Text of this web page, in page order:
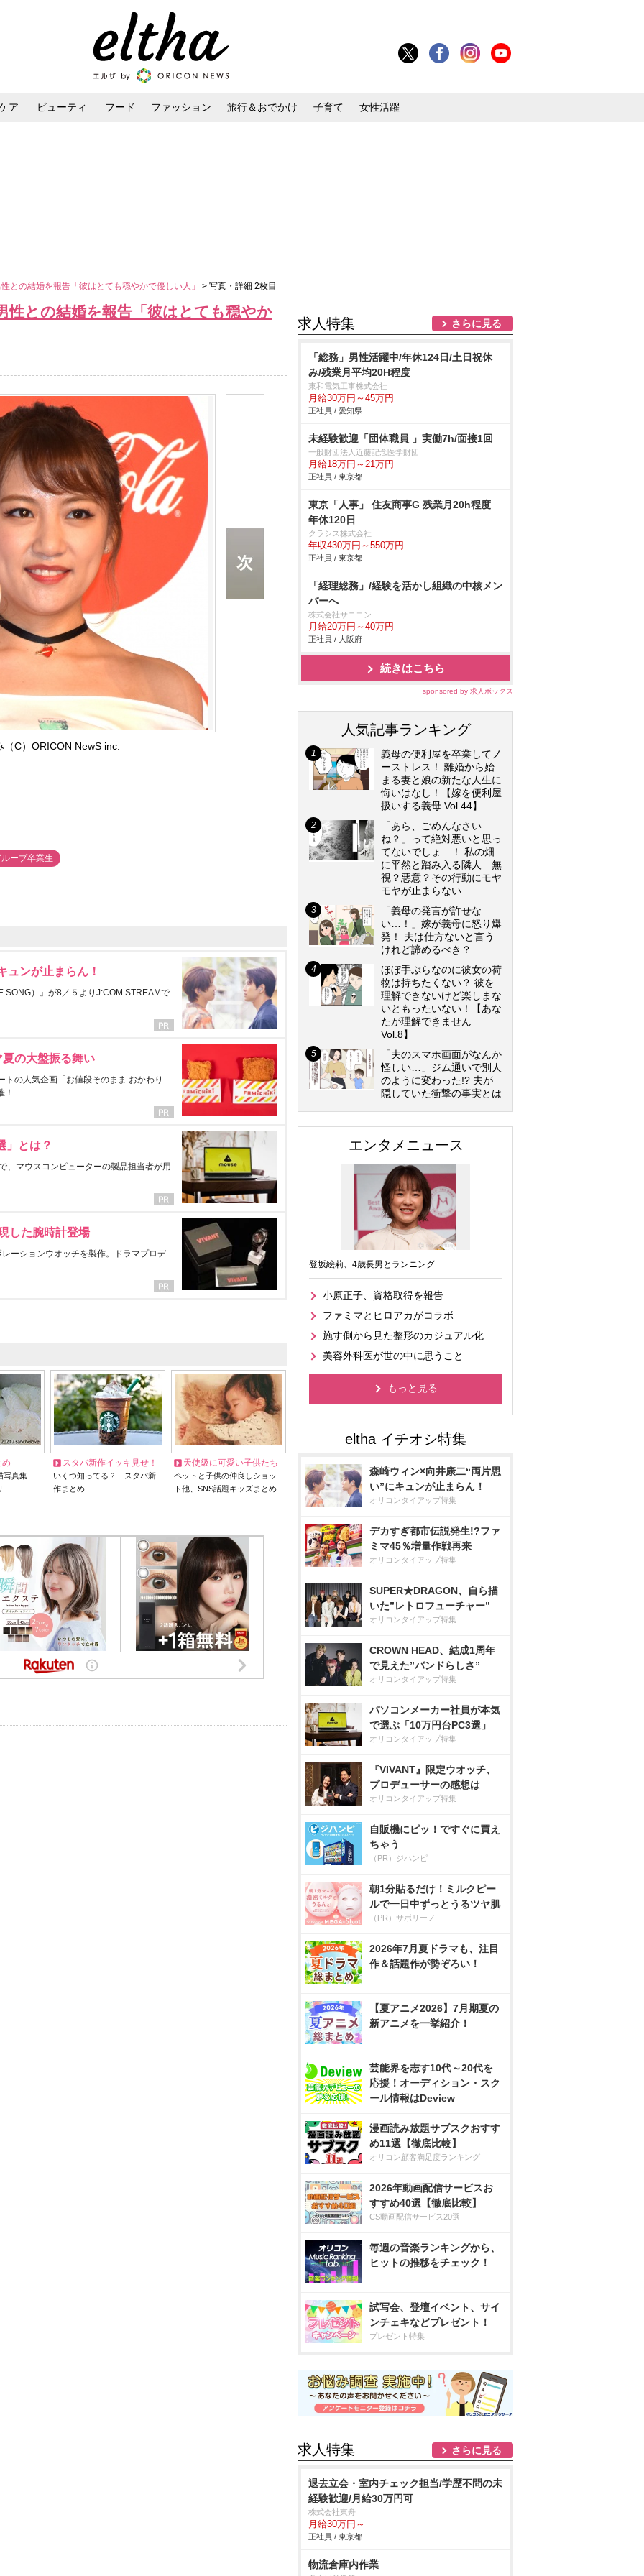
ア ビューティ フード ファッション 旅行＆おでかけ 子育て 女性活躍
との結婚を報告「彼はとても穏やかで優しい人」 > 写真・詳細 2枚目
性との結婚を報告「彼はとても穏やか
（C）ORICON NewS inc.
ープ卒業生
ュンが止まらん！
SONG）』が8／５よりJ:COM STREAMで
の大盤振る舞い
の人気企画「お値段そのまま おかわり
！
」とは？
、マウスコンピューターの製品担当者が用
した腕時計登場
ーションウオッチを製作。ドラマプロデ
め
写真集…
スタバ新作イッキ見せ！
いくつ知ってる？ スタバ新
作まとめ
天使級に可愛い子供たち
ペットと子供の仲良しショッ
ト他、SNS話題キッズまとめ
求人特集 さらに見る
「総務」男性活躍中/年休124日/土日祝休
み/残業月平均20H程度
東和電気工事株式会社
月給30万円～45万円
正社員 / 愛知県
未経験歓迎「団体職員 」実働7h/面接1回
一般財団法人近藤記念医学財団
月給18万円～21万円
正社員 / 東京都
東京「人事」 住友商事G 残業月20h程度
年休120日
クラシス株式会社
年収430万円～550万円
正社員 / 東京都
「経理総務」/経験を活かし組織の中核メン
バーへ
株式会社サニコン
月給20万円～40万円
正社員 / 大阪府
続きはこちら
sponsored by 求人ボックス
人気記事ランキング
義母の便利屋を卒業してノ
ーストレス！ 離婚から始
まる妻と娘の新たな人生に
悔いはなし！【嫁を便利屋
扱いする義母 Vol.44】
「あら、ごめんなさい
ね？」って絶対悪いと思っ
てないでしょ…！ 私の畑
に平然と踏み入る隣人…無
視？悪意？その行動にモヤ
モヤが止まらない
「義母の発言が許せな
い…！」嫁が義母に怒り爆
発！ 夫は仕方ないと言う
けれど諦めるべき？
ほぼ手ぶらなのに彼女の荷
物は持ちたくない？ 彼を
理解できないけど楽しまな
いともったいない！【あな
たが理解できません
Vol.8】
「夫のスマホ画面がなんか
怪しい…」ジム通いで別人
のように変わった!? 夫が
隠していた衝撃の事実とは
エンタメニュース
登坂絵莉、4歳長男とランニング
小原正子、資格取得を報告
ファミマとヒロアカがコラボ
施す側から見た整形のカジュアル化
美容外科医が世の中に思うこと
もっと見る
森崎ウィン×向井康二“両片思
い”にキュンが止まらん！
オリコンタイアップ特集
デカすぎ都市伝説発生!?ファ
ミマ45％増量作戦再来
オリコンタイアップ特集
SUPER★DRAGON、自ら描
いた”レトロフューチャー”
オリコンタイアップ特集
CROWN HEAD、結成1周年
で見えた”バンドらしさ”
オリコンタイアップ特集
パソコンメーカー社員が本気
で選ぶ「10万円台PC3選」
オリコンタイアップ特集
『VIVANT』限定ウオッチ、
プロデューサーの感想は
オリコンタイアップ特集
自販機にピッ！ですぐに買え
ちゃう
（PR）ジハンピ
朝1分貼るだけ！ミルクピー
ルで一日中ずっとうるツヤ肌
（PR）サボリーノ
2026年7月夏ドラマも、注目
作＆話題作が勢ぞろい！
【夏アニメ2026】7月期夏の
新アニメを一挙紹介！
芸能界を志す10代～20代を
応援！オーディション・スク
ール情報はDeview
漫画読み放題サブスクおすす
め11選【徹底比較】
オリコン顧客満足度ランキング
2026年動画配信サービスお
すすめ40選【徹底比較】
CS動画配信サービス20選
毎週の音楽ランキングから、
ヒットの推移をチェック！
試写会、登壇イベント、サイ
ンチェキなどプレゼント！
プレゼント特集
求人特集 さらに見る
退去立会・室内チェック担当/学歴不問の未
経験歓迎/月給30万円可
株式会社東舟
月給30万円～
正社員 / 東京都
物流倉庫内作業